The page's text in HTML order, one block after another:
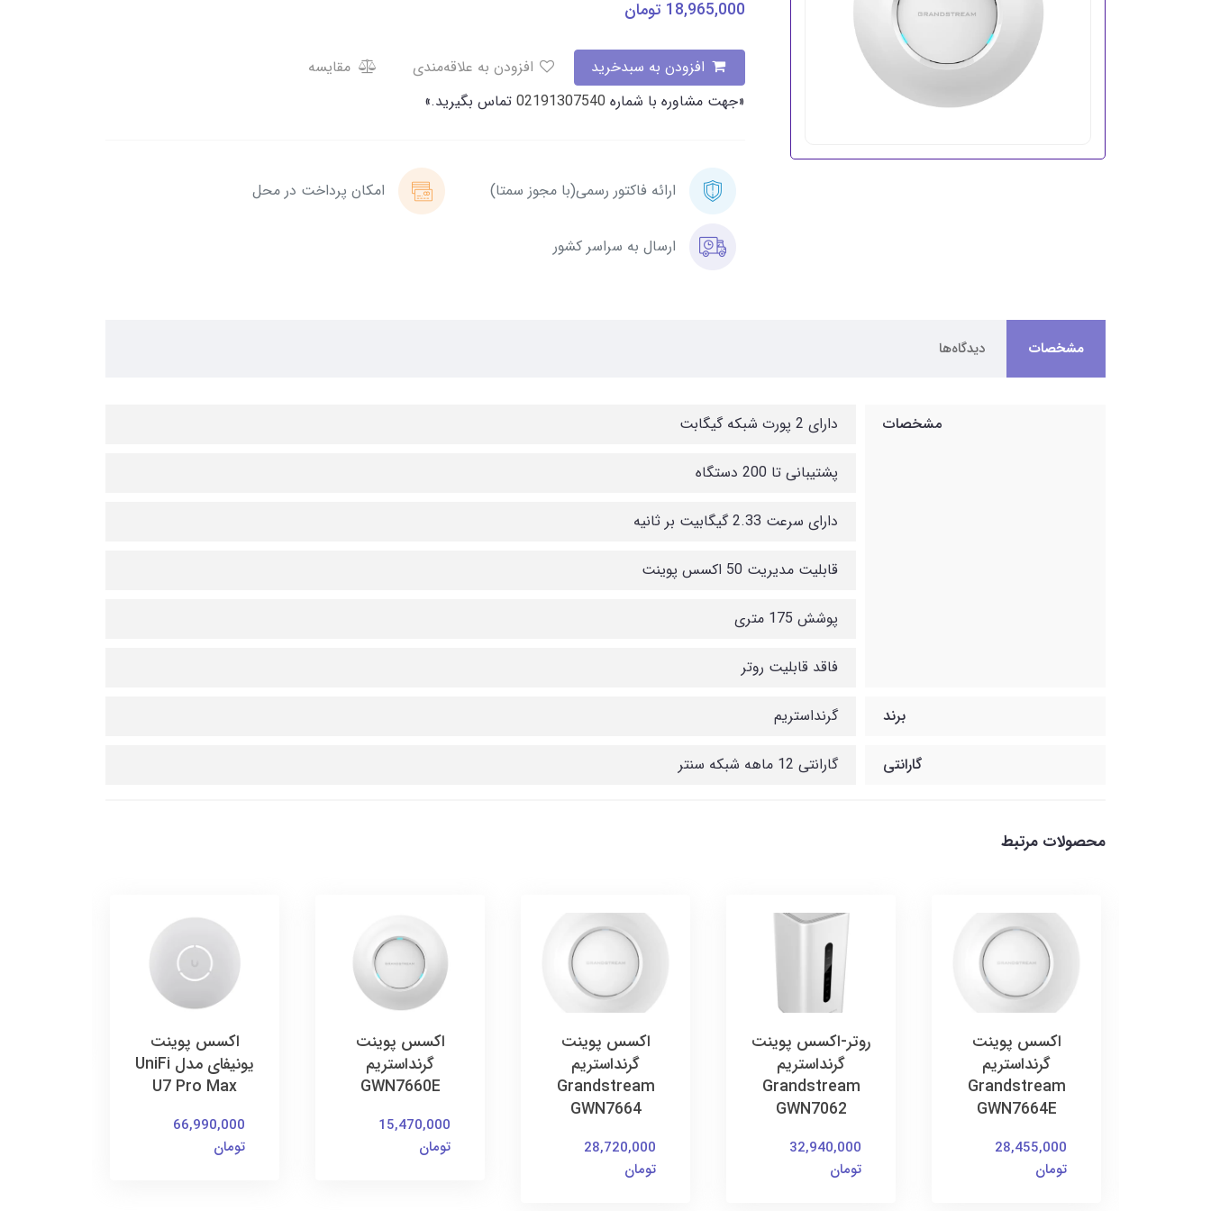
18,965,000 تومان
مقایسه
«جهت مشاوره با شماره 02191307540 تماس بگیرید.»
ارائه فاکتور رسمی(با مجوز سمتا) امکان پرداخت در محل
ارسال به سراسر کشور
مشخصات دیدگاه‌ها
مشخصات دارای 2 پورت شبکه گیگابت
پشتیبانی تا 200 دستگاه
دارای سرعت 2.33 گیگابیت بر ثانیه
قابلیت مدیریت 50 اکسس پوینت
پوشش 175 متری
فاقد قابلیت روتر
برند گرنداستریم
گارانتی گارانتی 12 ماهه شبکه سنتر
محصولات مرتبط
اکسس پوینت
گرنداستریم
Grandstream
GWN7664E
28,455,000
تومان
روتر-اکسس پوینت
گرنداستریم
Grandstream
GWN7062
32,940,000
تومان
اکسس پوینت
گرنداستریم
Grandstream
GWN7664
28,720,000
تومان
اکسس پوینت
گرنداستریم
GWN7660E
15,470,000
تومان
اکسس پوینت
یونیفای مدل UniFi
U7 Pro Max
66,990,000
تومان